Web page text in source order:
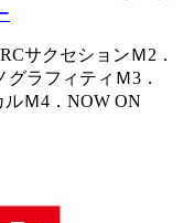
サクセションＭ2．
ラフィティＭ3．
Ｍ4．NOW ON